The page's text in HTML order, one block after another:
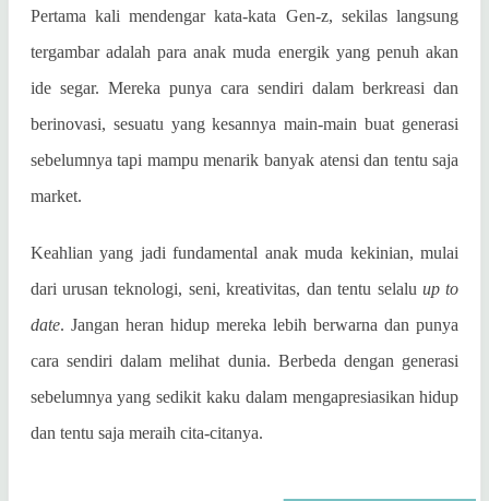
Pertama kali mendengar kata-kata Gen-z, sekilas langsung
tergambar adalah para anak muda energik yang penuh akan
ide segar. Mereka punya cara sendiri dalam berkreasi dan
berinovasi, sesuatu yang kesannya main-main buat generasi
sebelumnya tapi mampu menarik banyak atensi dan tentu saja
market.
Keahlian yang jadi fundamental anak muda kekinian, mulai
dari urusan teknologi, seni, kreativitas, dan tentu selalu up to
date. Jangan heran hidup mereka lebih berwarna dan punya
cara sendiri dalam melihat dunia. Berbeda dengan generasi
sebelumnya yang sedikit kaku dalam mengapresiasikan hidup
dan tentu saja meraih cita-citanya.